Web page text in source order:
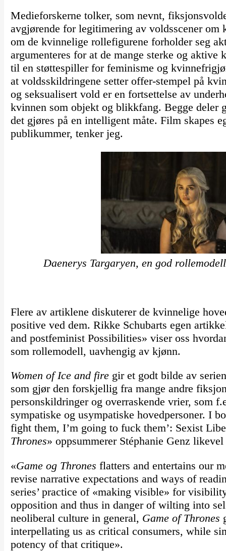
Medieforskerne tolker, som nevnt,
avgjørende for legitimering av voldsscener
om de kvinnelige rollefigurene forholder seg
argumenteres for at de mange sterke og
til en støttespiller for feminisme og
at voldsskildringene setter offer-stempel på
og seksualisert vold er en fortsettelse av
kvinnen som objekt og blikkfang. Begge deler
det gjøres på en intelligent måte. Film skapes
publikummer, tenker jeg.
Daenerys Targaryen, en god
Flere av artiklene diskuterer de kvinnelige
positive ved dem. Rikke Schubarts egen
and postfeminist Possibilities» viser oss
som rollemodell, uavhengig av kjønn.
Women of Ice and firegir et godt bilde av
som gjør den forskjellig fra mange andre
personskildringer og overraskende vrier, som
sympatiske og usympatiske hovedpersoner. I
fight them, I’m going to fuck them’: Sexist
Thrones» oppsummerer Stéphanie Genz
«Game og Thrones flatters and entertains our
revise narrative expectations and ways of
series’ practice of «making visible» for
opposition and thus in danger of wilting into
neoliberal culture in general, Game of Thrones
interpellating us as critical consumers, while
potency of that critique».